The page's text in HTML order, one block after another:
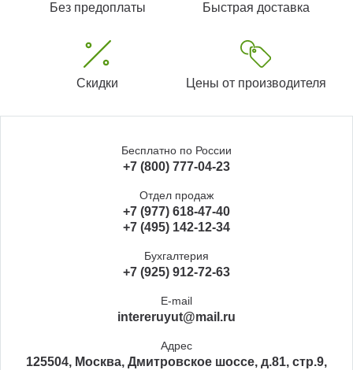
Без предоплаты Быстрая доставка
Скидки Цены от производителя
Бесплатно по России
+7 (800) 777-04-23
Отдел продаж
+7 (977) 618-47-40
+7 (495) 142-12-34
Бухгалтерия
+7 (925) 912-72-63
E-mail
intereruyut@mail.ru
Адрес
125504, Москва, Дмитровское шоссе, д.81, стр.9,